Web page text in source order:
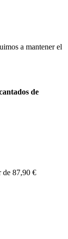
a mantener el
de
de 87,90 €